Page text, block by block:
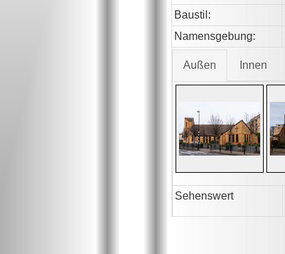
Baustil:
Namensgebung:
Außen Innen
Sehenswert